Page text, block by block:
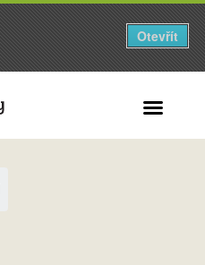
Otevřít